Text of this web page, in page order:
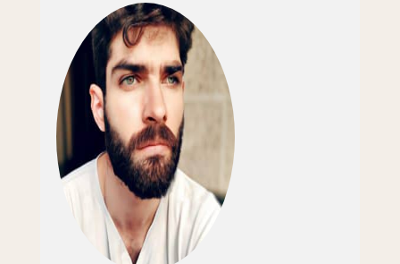
pointe n'a jamais
été aussi bonne à
ce prix.
Performance
inégalée: Un
scalpel impitoyable
comme un bord
est terminé à la
main dans un
angle stupéfiant de
8 à 12 degrés par